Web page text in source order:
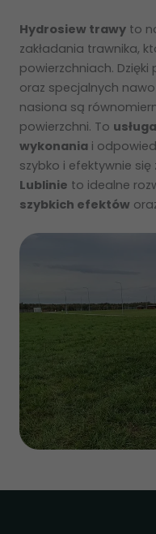
Hydrosiew trawy to
zakładania trawnika,
powierzchniach. Dzięki
oraz specjalnych
nasiona są
powierzchni. To
wykonania i
szybko i efektywnie się
Lublinie to idealne
szybkich efektów